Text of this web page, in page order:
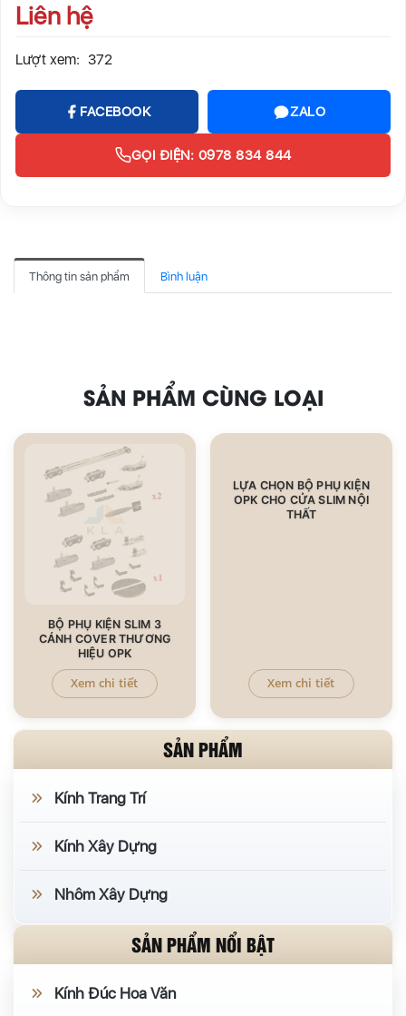
Liên hệ
Lượt xem: 372
FACEBOOK ZALO
GỌI ĐIỆN: 0978 834 844
Thông tin sản phẩm Bình luận
SẢN PHẨM CÙNG LOẠI
BỘ PHỤ KIỆN SLIM 3
CÁNH COVER THƯƠNG
HIỆU OPK
Xem chi tiết
LỰA CHỌN BỘ PHỤ KIỆN
OPK CHO CỬA SLIM NỘI
THẤT
Xem chi tiết
SẢN PHẨM
Kính Trang Trí
Kính Xây Dựng
Nhôm Xây Dựng
SẢN PHẨM NỔI BẬT
Kính Đúc Hoa Văn